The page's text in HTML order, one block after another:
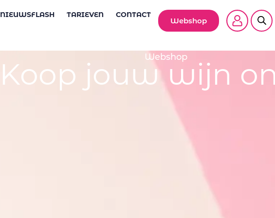
NIEUWSFLASH TARIEVEN CONTACT
Webshop
Webshop
Koop jouw wijn